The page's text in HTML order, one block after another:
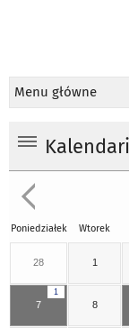
Menu główne
Poniedziałek Wtorek
28 1
1
7 8